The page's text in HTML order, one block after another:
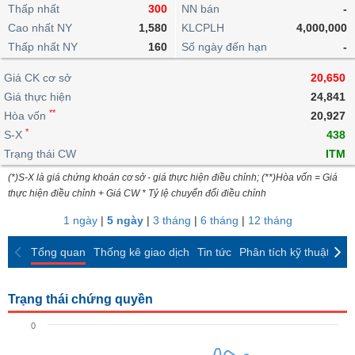
lỗ
dịch
nội
Niên
giám
Tài
liệu
cổ
Định
giá
ngoài
doanh
Top
cổ
phiếu
ngành
giao
dịch
dịch
Chứng
quyền
quan
Thống
giao
dịch
Thống
giao
dịch
Tin
tức
Phân
tích
kỹ
thuật
trực
tuyến
Bộ
lọc
cổ
So
sánh
Báo
cáo
Vĩ
mô
lai
Chứng
quyền
Trái
phiếu
IR
Awards
tạo
Dịch
vụ
Thấp nhất
300
Cao nhất NY
1,580
Thấp nhất NY
160
NN bán
-
KLCPLH
4,000,000
Số ngày đến hạn
-
Giá CK cơ sở
20,650
Giá thực hiện
24,841
Hòa vốn **
20,927
S-X *
438
Trạng thái CW
ITM
(*)S-X là giá chứng khoán cơ sở - giá thực hiện điều chỉnh; (**)Hòa vốn = Giá
thực hiện điều chỉnh + Giá CW * Tỷ lệ chuyển đổi điều chỉnh
1 ngày| 5 ngày| 3 tháng | 6 tháng | 12 tháng
Tổng quan Thống kê giao dịch Tin tức Phân tích kỹ thuật
Trạng thái chứng quyền
0
BẤT
ĐỘNG
SẢN
TÀI
CHÍNH
HÀNG
KINH